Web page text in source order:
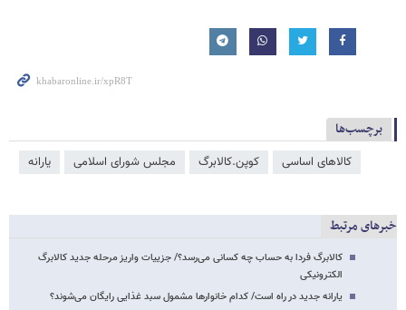
برچسب‌ها
کالاهای اساسی کوپن.کالابرگ مجلس شورای اسلامی یارانه
خبرهای مرتبط
کالابرگ فردا به حساب چه کسانی می‌رسد؟/ جزییات واریز مرحله جدید کالابرگ
الکترونیکی
یارانه جدید در راه است/ کدام خانوارها مشمول سبد غذایی رایگان می‌شوند؟